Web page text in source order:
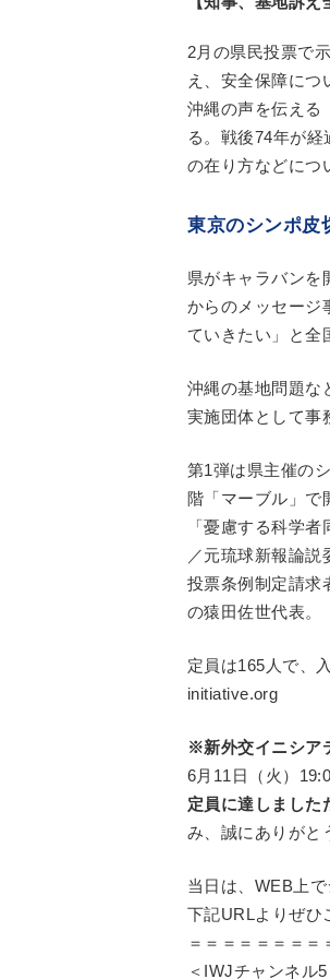
2月の県民投票で
え、安全保障につ
沖縄の声を伝える
る。戦後74年が
の在り方などにつ
東京のシンポ皮
県がキャラバンを
からのメッセージ
ていきたい」と全
沖縄の基地問題な
実施団体として事
第1弾は県主催の
階「マーブル」で
「憂慮する科学
／元琉球新報論
投票条例制定請求
の猿田佐世代表。
定員は165人で、
initiative.org
※新外交イニシア
6月11日（火）
定員に達しました
み、誠にありがと
当日は、WEB上
下記URLよりぜひ
＝＝＝＝＝＝＝＝
＜IWJチャンネル5